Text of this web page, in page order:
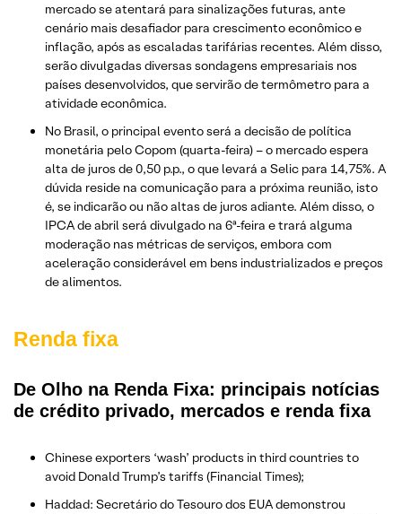
mercado se atentará para sinalizações futuras, ante
cenário mais desafiador para crescimento econômico e
inflação, após as escaladas tarifárias recentes. Além disso,
serão divulgadas diversas sondagens empresariais nos
países desenvolvidos, que servirão de termômetro para a
atividade econômica.
No Brasil, o principal evento será a decisão de política
monetária pelo Copom (quarta-feira) – o mercado espera
alta de juros de 0,50 p.p., o que levará a Selic para 14,75%. A
dúvida reside na comunicação para a próxima reunião, isto
é, se indicarão ou não altas de juros adiante. Além disso, o
IPCA de abril será divulgado na 6ª-feira e trará alguma
moderação nas métricas de serviços, embora com
aceleração considerável em bens industrializados e preços
de alimentos.
Renda fixa
De Olho na Renda Fixa: principais notícias
de crédito privado, mercados e renda fixa
Chinese exporters ‘wash’ products in third countries to
avoid Donald Trump’s tariffs (Financial Times);
Haddad: Secretário do Tesouro dos EUA demonstrou